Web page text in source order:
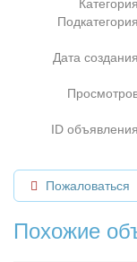
Категория
Подкатегория
Дата создания
ID объявления
Пожаловаться
Похожие